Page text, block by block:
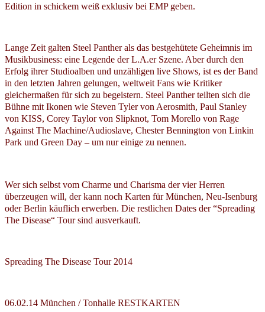
Edition in schickem weiß exklusiv bei EMP geben.
Lange Zeit galten Steel Panther als das bestgehütete Geheimnis im
Musikbusiness: eine Legende der L.A.er Szene. Aber durch den
Erfolg ihrer Studioalben und unzähligen live Shows, ist es der Band
in den letzten Jahren gelungen, weltweit Fans wie Kritiker
gleichermaßen für sich zu begeistern. Steel Panther teilten sich die
Bühne mit Ikonen wie Steven Tyler von Aerosmith, Paul Stanley
von KISS, Corey Taylor von Slipknot, Tom Morello von Rage
Against The Machine/Audioslave, Chester Bennington von Linkin
Park und Green Day – um nur einige zu nennen.
Wer sich selbst vom Charme und Charisma der vier Herren
überzeugen will, der kann noch Karten für München, Neu-Isenburg
oder Berlin käuflich erwerben. Die restlichen Dates der “Spreading
The Disease“ Tour sind ausverkauft.
Spreading The Disease Tour 2014
06.02.14 München / Tonhalle RESTKARTEN